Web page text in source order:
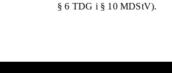
§ 6 TDG i § 10 MDStV).